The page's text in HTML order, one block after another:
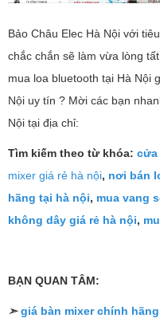
Bảo Châu Elec Hà Nội với
chắc chắn sẽ làm vừa lòng
mua loa bluetooth tại Hà Nội
Nội uy tín ? Mời các bạn
Nội tại địa chỉ:
Tìm kiếm theo từ khóa: cửa
mixer giá rẻ hà nội, nơi bán
hãng tại hà nội, mua vang
không dây giá rẻ hà nội,
BẠN QUAN TÂM:
➣giá bàn mixer chính